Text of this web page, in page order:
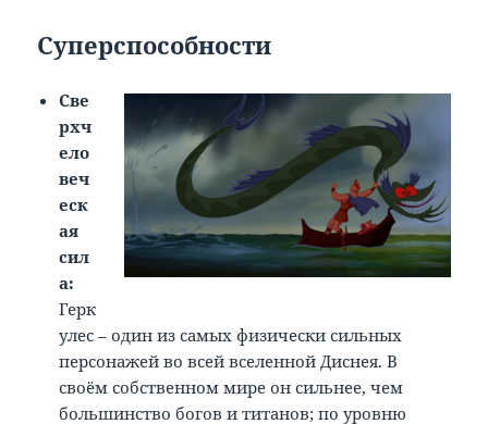
Суперспособности
Све
рхч
ело
веч
еск
ая
сил
а:
Герк
улес – один из самых физически сильных
персонажей во всей вселенной Диснея. В
своём собственном мире он сильнее, чем
большинство богов и титанов; по уровню